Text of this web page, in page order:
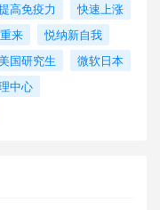
高免疫力
快速上涨
来
悦纳新自我
国研究生
微软日本
中心